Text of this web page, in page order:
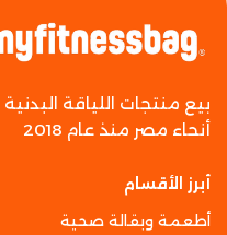
بيع منتجات اللياقة
أنحاء مصر منذ عام 2018
أبرز الأقسام
أطعمة وبقالة صحية